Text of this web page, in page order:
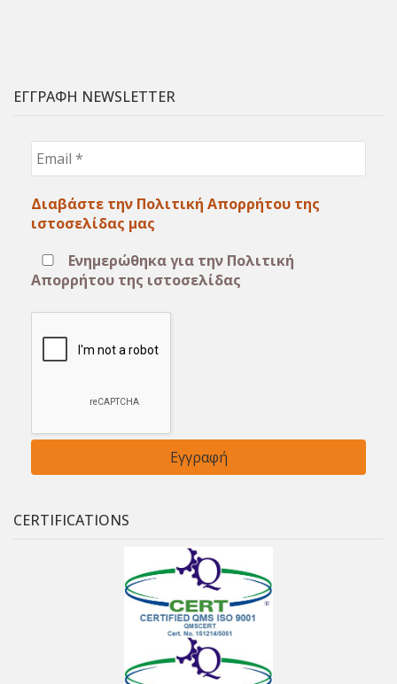
ΕΓΓΡΑΦΗ NEWSLETTER
Διαβάστε την Πολιτική Απορρήτου της
ιστοσελίδας μας
Ενημερώθηκα για την Πολιτική
Απορρήτου της ιστοσελίδας
CERTIFICATIONS